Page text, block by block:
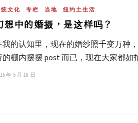
文化 专栏 当地 纽约土生活
想中的婚摄，是这样吗？
我的认知里，现在的婚纱照千变万种
的棚内摆摆 post 而已，现在大家都
年 5 月 18 日